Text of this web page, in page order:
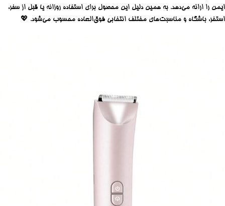
ایمن را ارائه می‌دهد. به همین دلیل این محصول برای استفاده روزانه یا قبل از سفر،
استخر، باشگاه و مناسبت‌های مختلف انتخابی فوق‌العاده محسوب می‌شود. 💖